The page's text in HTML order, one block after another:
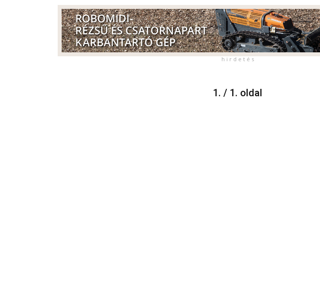
h i r d e t é s
1. / 1. oldal